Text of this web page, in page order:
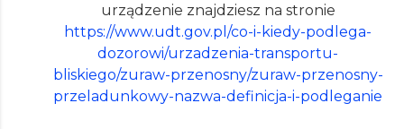
urządzenie znajdziesz na stronie
https://www.udt.gov.pl/co-i-kiedy-podlega-
dozorowi/urzadzenia-transportu-
bliskiego/zuraw-przenosny/zuraw-przenosny-
przeladunkowy-nazwa-definicja-i-podleganie